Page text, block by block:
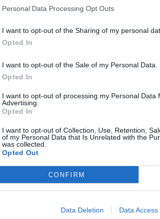
Personal Data Processing Opt Outs
I want to opt-out of the Sharing of my personal
Opted In
I want to opt-out of the Sale of my Personal Data.
Opted In
I want to opt-out of processing my Personal Data
Advertising.
Opted In
I want to opt-out of Collection, Use, Retention,
of my Personal Data that Is Unrelated with the
was collected.
Opted Out
CONFIRM
Data Deletion Data Access